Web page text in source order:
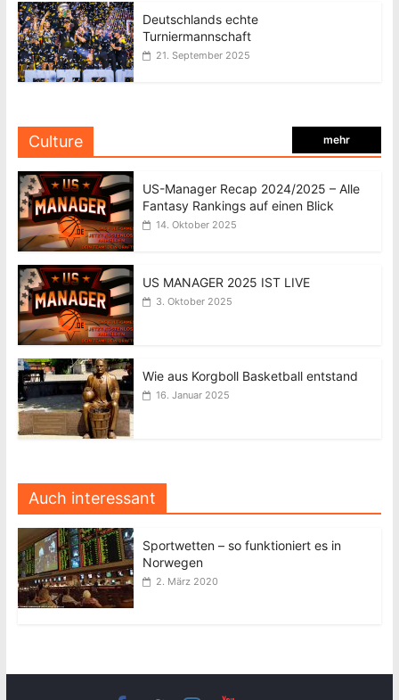
Deutschlands echte
Turniermannschaft
21. September 2025
Culture mehr
US-Manager Recap 2024/2025 – Alle
Fantasy Rankings auf einen Blick
14. Oktober 2025
US MANAGER 2025 IST LIVE
3. Oktober 2025
Wie aus Korgboll Basketball entstand
16. Januar 2025
Auch interessant
Sportwetten – so funktioniert es in
Norwegen
2. März 2020